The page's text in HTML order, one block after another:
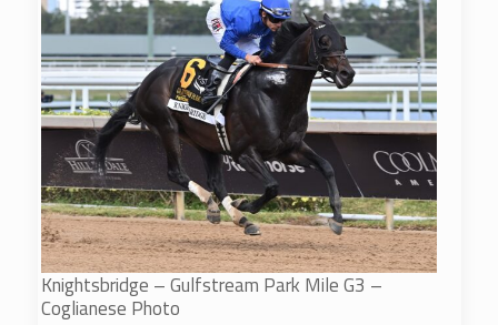
Knightsbridge – Gulfstream Park Mile G3 –
Coglianese Photo